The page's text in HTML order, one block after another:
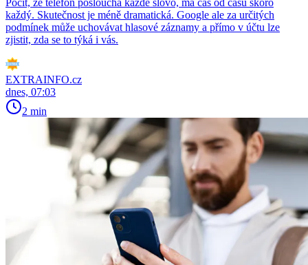
každý. Skutečnost je méně dramatická. Google ale za určitých
podmínek může uchovávat hlasové záznamy a přímo v účtu lze
zjistit, zda se to týká i vás.
EXTRAINFO.cz
dnes, 07:03
2 min